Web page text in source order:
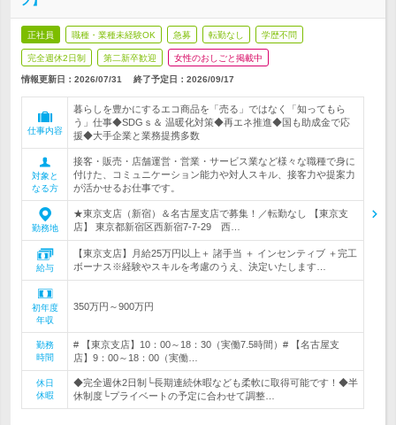
正社員 職種・業種未経験OK 急募 転勤なし 学歴不問
完全週休2日制 第二新卒歓迎 女性のおしごと掲載中
情報更新日：2026/07/31 終了予定日： 2026/09/17
仕事内容
暮らしを豊かにするエコ商品を「売る」ではなく「知ってもら
う」仕事◆SDGｓ＆ 温暖化対策◆再エネ推進◆国も助成金で応
援◆大手企業と業務提携多数
対象と
なる方
接客・販売・店舗運営・営業・サービス業など様々な職種で身に
付けた、コミュニケーション能力や対人スキル、接客力や提案力
が活かせるお仕事です。
勤務地
★東京支店（新宿）＆名古屋支店で募集！／転勤なし 【東京支
店】 東京都新宿区西新宿7-7-29 西…
給与
【東京支店】月給25万円以上＋ 諸手当 ＋ インセンティブ ＋完工
ボーナス※経験やスキルを考慮のうえ、決定いたします…
初年度
年収
350万円～900万円
勤務
時間
# 【東京支店】10：00～18：30（実働7.5時間）# 【名古屋支
店】9：00～18：00（実働…
休日
休暇
◆完全週休2日制└長期連続休暇なども柔軟に取得可能です！◆半
休制度└プライベートの予定に合わせて調整…